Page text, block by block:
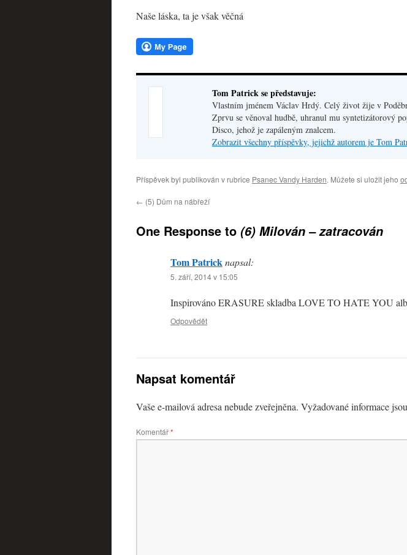
Naše láska, ta je však věčná
Tom Patrick se představuje:
Vlastním jménem Václav Hrdý. Celý život žije v
Zprvu se věnoval hudbě, uhranul mu syntetizátorový
Disco, jehož je zapáleným znalcem.
Zobrazit všechny příspěvky, jejichž autorem je Tom
Příspěvek byl publikován v rubrice Psanec Vandy Harden. Můžete si uložit jeho
← (5) Dům na nábřeží
One Response to (6) Milován – zatracován
Tom Patricknapsal:
5. září, 2014 v 15:05
Inspirováno ERASURE skladba LOVE TO HATE YOU
Odpovědět
Napsat komentář
Vaše e-mailová adresa nebude zveřejněna. Vyžadované informace
Komentář*